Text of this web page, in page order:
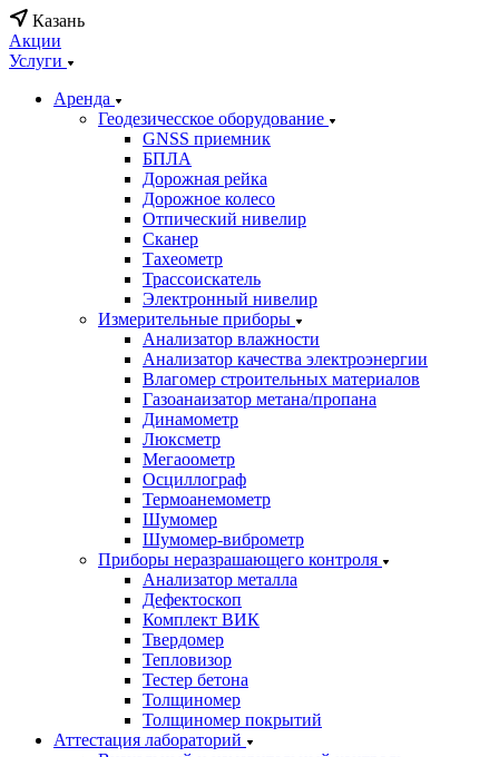
Казань
Акции
Услуги
Аренда
Геодезичесское оборудование
GNSS приемник
БПЛА
Дорожная рейка
Дорожное колесо
Отпический нивелир
Сканер
Тахеометр
Трассоискатель
Электронный нивелир
Измерительные приборы
Анализатор влажности
Анализатор качества электроэнергии
Влагомер строительных материалов
Газоанаизатор метана/пропана
Динамометр
Люксметр
Мегаоометр
Осциллограф
Термоанемометр
Шумомер
Шумомер-виброметр
Приборы неразрашающего контроля
Анализатор металла
Дефектоскоп
Комплект ВИК
Твердомер
Тепловизор
Тестер бетона
Толщиномер
Толщиномер покрытий
Аттестация лабораторий